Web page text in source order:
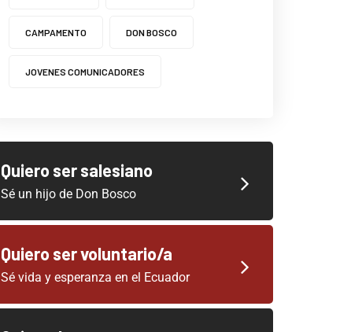
CAMPAMENTO DON BOSCO
JOVENES COMUNICADORES
Quiero ser salesiano
Sé un hijo de Don Bosco
Quiero ser voluntario/a
Sé vida y esperanza en el Ecuador